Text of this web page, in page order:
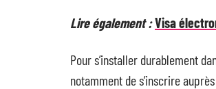
Lire également :Visa
Pour s’installer durablement
notamment de s’inscrire